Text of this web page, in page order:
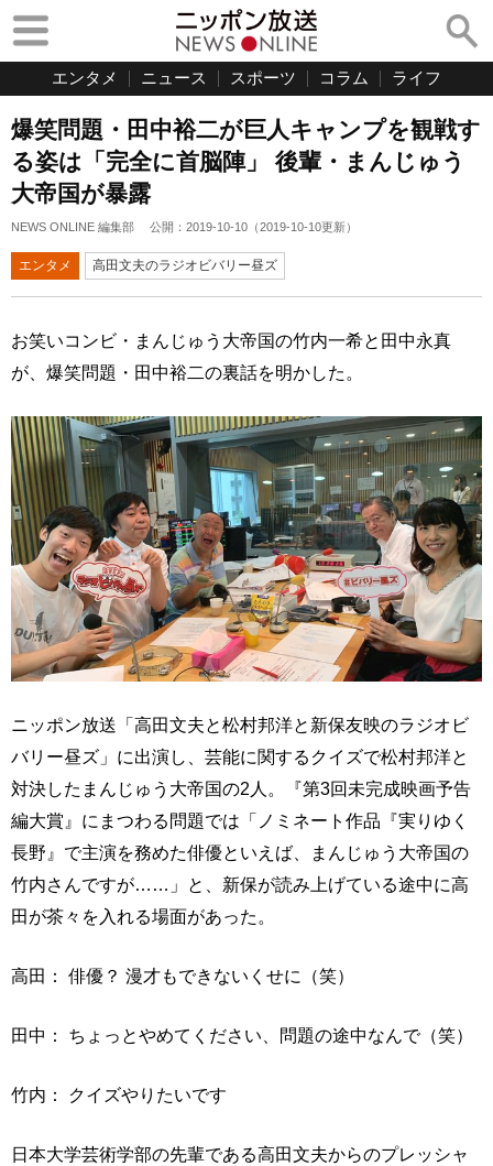
エンタメ ニュース スポーツ コラム ライフ
爆笑問題・田中裕二が巨人キャンプを観戦す
る姿は「完全に首脳陣」 後輩・まんじゅう
大帝国が暴露
NEWS ONLINE 編集部 公開： 2019-10-10 （2019-10-10更新）
エンタメ 高田文夫のラジオビバリー昼ズ
お笑いコンビ・まんじゅう大帝国の竹内一希と田中永真
が、爆笑問題・田中裕二の裏話を明かした。
ニッポン放送「高田文夫と松村邦洋と新保友映のラジオビ
バリー昼ズ」に出演し、芸能に関するクイズで松村邦洋と
対決したまんじゅう大帝国の2人。『第3回未完成映画予告
編大賞』にまつわる問題では「ノミネート作品『実りゆく
長野』で主演を務めた俳優といえば、まんじゅう大帝国の
竹内さんですが……」と、新保が読み上げている途中に高
田が茶々を入れる場面があった。
高田： 俳優？ 漫才もできないくせに（笑）
田中： ちょっとやめてください、問題の途中なんで（笑）
竹内： クイズやりたいです
日本大学芸術学部の先輩である高田文夫からのプレッシャ